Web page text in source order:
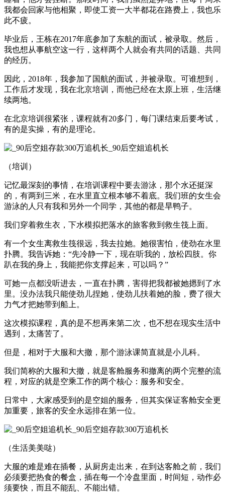
我都会回家与他相聚，即使工资一大半都花在路费上，我也乐
此不疲。
毕业后，王栋在2017年底参加了东航的面试，被录取。然后，
我也想从事航空这一行，这样两个人就会有共同的话题、共同
的经历。
因此，2018年，我参加了国航的面试，并被录取。可谁想到，
工作后才发现，我在北京培训，而他已经在太原上班，生活继
续两地。
在北京培训很紧张，课程就有20多门，每门课结束后要考试，
有的是实操，有的是理论。
（培训）
记忆最深刻的事情，在培训课程中要去游泳，那个水还挺深
的，有两到三米，在水里直立根本够不着底。我们班的女生会
游泳的人只有我和另外一个同学，其他的都是旱鸭子。
我们穿着救生衣，下水模拟把落水的旅客救到救生筏上面。
有一个女生离救生筏很远，我去拉她。她很害怕，使劲在水里
扑腾。我告诉她：“先冷静一下，现在听我的，放松四肢。你
趴在我的身上，我能把你支撑起来，可以吗？”
可她一点都没听进去，一直在扑腾，害得把我都被她摁到了水
里。没办法我只能使劲儿捏她，使劲儿扶着她的脸，费了很大
力气才把她带到船上。
这次模拟课程，真的是不想再来第二次，也不想在现实生活中
遇到，太痛苦了。
但是，相对于大服和大撤，那个游泳课简直就是小儿科。
我们简称的大服和大撤，就是客舱服务和撤离的两个完整的流
程，对应的就是空乘工作的两个核心：服务和安全。
日常中，大家感受到的是空姐的服务，但其实保证客舱安全更
加重要，旅客的安全永远排在第一位。
（生活美美哒）
大服的难是难在插餐，从厨房走出来，在到达客舱之前，我们
必须要把热食的餐盒，插在每一个冷盘里面，时间短，动作必
须要快，而且不能乱、不能出错。